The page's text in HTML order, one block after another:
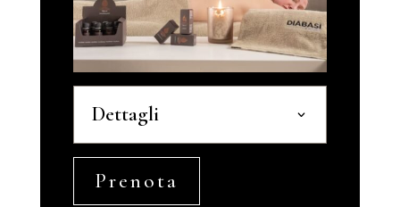
Dettagli
Prenota